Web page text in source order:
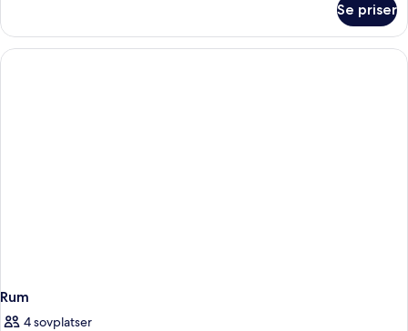
Senior
utsikt
Se priser
Rum
4 sovplatser